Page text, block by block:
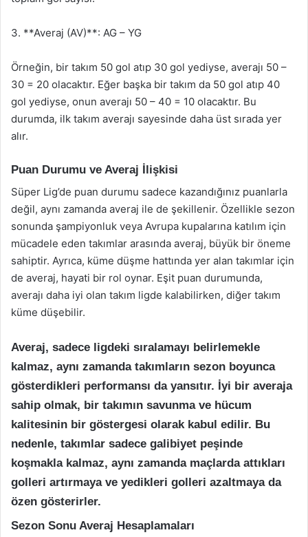
3. **Averaj (AV)**: AG – YG
Örneğin, bir takım 50 gol atıp 30 gol yediyse, averajı 50 –
30 = 20 olacaktır. Eğer başka bir takım da 50 gol atıp 40
gol yediyse, onun averajı 50 – 40 = 10 olacaktır. Bu
durumda, ilk takım averajı sayesinde daha üst sırada yer
alır.
Puan Durumu ve Averaj İlişkisi
Süper Lig’de puan durumu sadece kazandığınız puanlarla
değil, aynı zamanda averaj ile de şekillenir. Özellikle sezon
sonunda şampiyonluk veya Avrupa kupalarına katılım için
mücadele eden takımlar arasında averaj, büyük bir öneme
sahiptir. Ayrıca, küme düşme hattında yer alan takımlar için
de averaj, hayati bir rol oynar. Eşit puan durumunda,
averajı daha iyi olan takım ligde kalabilirken, diğer takım
küme düşebilir.
Averaj, sadece ligdeki sıralamayı belirlemekle
kalmaz, aynı zamanda takımların sezon boyunca
gösterdikleri performansı da yansıtır. İyi bir averaja
sahip olmak, bir takımın savunma ve hücum
kalitesinin bir göstergesi olarak kabul edilir. Bu
nedenle, takımlar sadece galibiyet peşinde
koşmakla kalmaz, aynı zamanda maçlarda attıkları
golleri artırmaya ve yedikleri golleri azaltmaya da
özen gösterirler.
Sezon Sonu Averaj Hesaplamaları